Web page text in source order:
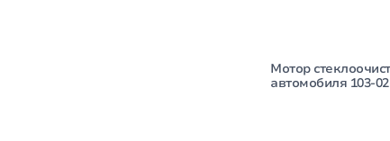
Мотор
автомобиля 103-